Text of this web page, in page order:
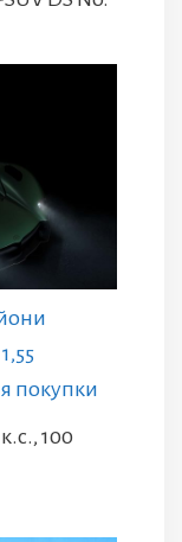
покупки
100